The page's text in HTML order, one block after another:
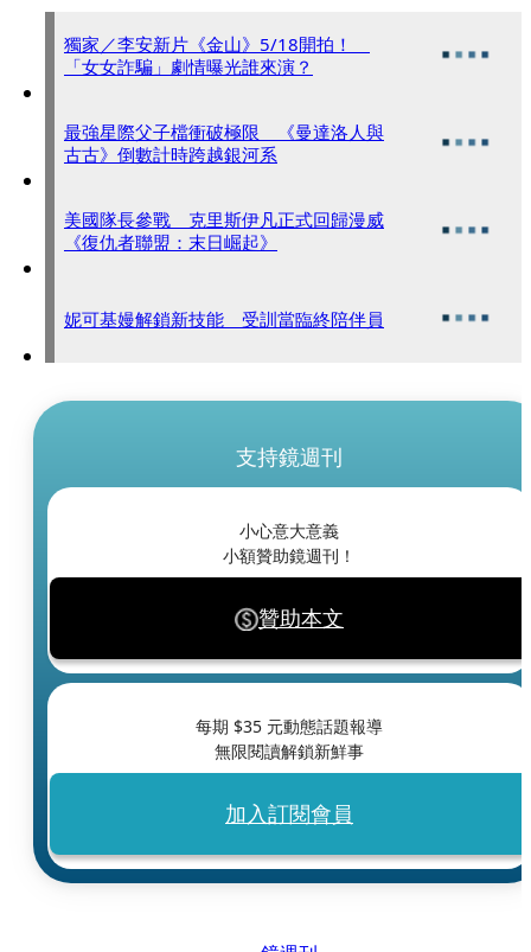
獨家／李安新片《金山》5/18開拍！
「女女詐騙」劇情曝光誰來演？
最強星際父子檔衝破極限 《曼達洛人與
古古》倒數計時跨越銀河系
美國隊長參戰 克里斯伊凡正式回歸漫威
《復仇者聯盟：末日崛起》
妮可基嫚解鎖新技能 受訓當臨終陪伴員
支持鏡週刊
小心意大意義
小額贊助鏡週刊！
贊助本文
每期 $35 元動態話題報導
無限閱讀解鎖新鮮事
加入訂閱會員